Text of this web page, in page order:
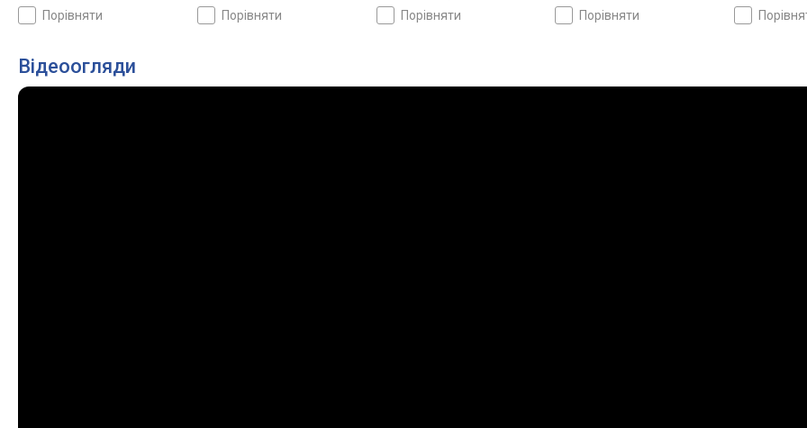
Швеціяпорівняти
Швеціяпорівняти
Швеціяпорівняти
Швеціяпорівняти
Швеція
Відеоогляди